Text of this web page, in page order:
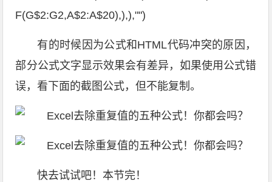
F(G$2:G2,A$2:A$20),),),"")
有的时候因为公式和HTML代码冲突的原因，
部分公式文字显示效果会有差异，如果使用公式错
误，看下面的截图公式，但不能复制。
快去试试吧！本节完！